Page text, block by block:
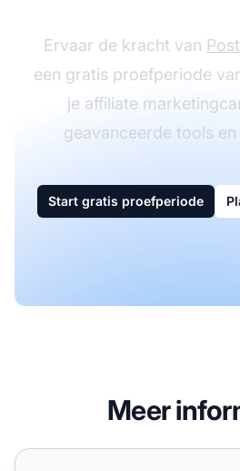
Ervaar de kracht van
een gratis proefperiode
je affiliate
geavanceerde tools
Start gratis proefperiode
Meer
De Exacte Statistieken Om In De